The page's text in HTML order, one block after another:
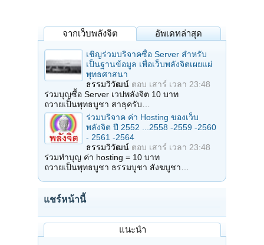
จากเว็บพลังจิต อัพเดทล่าสุด
เชิญร่วมบริจาคซื้อ Server สำหรับ
เป็นฐานข้อมูล เพื่อเว็บพลังจิตเผยแผ่
พุทธศาสนา
ธรรมวิวัฒน์ ตอบ เสาร์ เวลา 23:48
ร่วมบุญซื้อ Server เวปพลังจิต 10 บาท
ถวายเป็นพุทธบูชา สาธุครับ…
ร่วมบริจาค ค่า Hosting ของเว็บ
พลังจิต ปี 2552 ...2558 -2559 -2560
- 2561 -2564
ธรรมวิวัฒน์ ตอบ เสาร์ เวลา 23:48
ร่วมทำบุญ ค่า hosting = 10 บาท
ถวายเป็นพุทธบูชา ธรรมบูชา สังฆบูชา…
แชร์หน้านี้
แนะนำ